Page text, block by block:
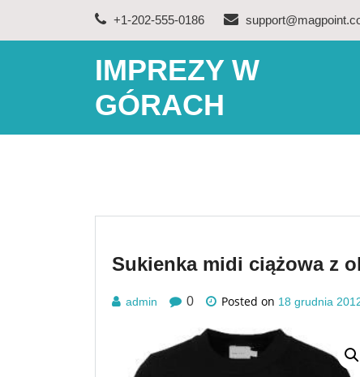
+1-202-555-0186
IMPREZY W
GÓRACH
Sukienka midi ciążowa z
admin 0 Posted on 18 grudnia